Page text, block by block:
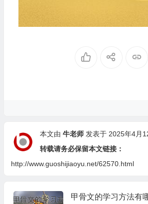
本文由 牛老师发表于 2025年4月
转载请务必保留本文链接：
http://www.guoshijiaoyu.net/62570.html
甲骨文的学习方法有